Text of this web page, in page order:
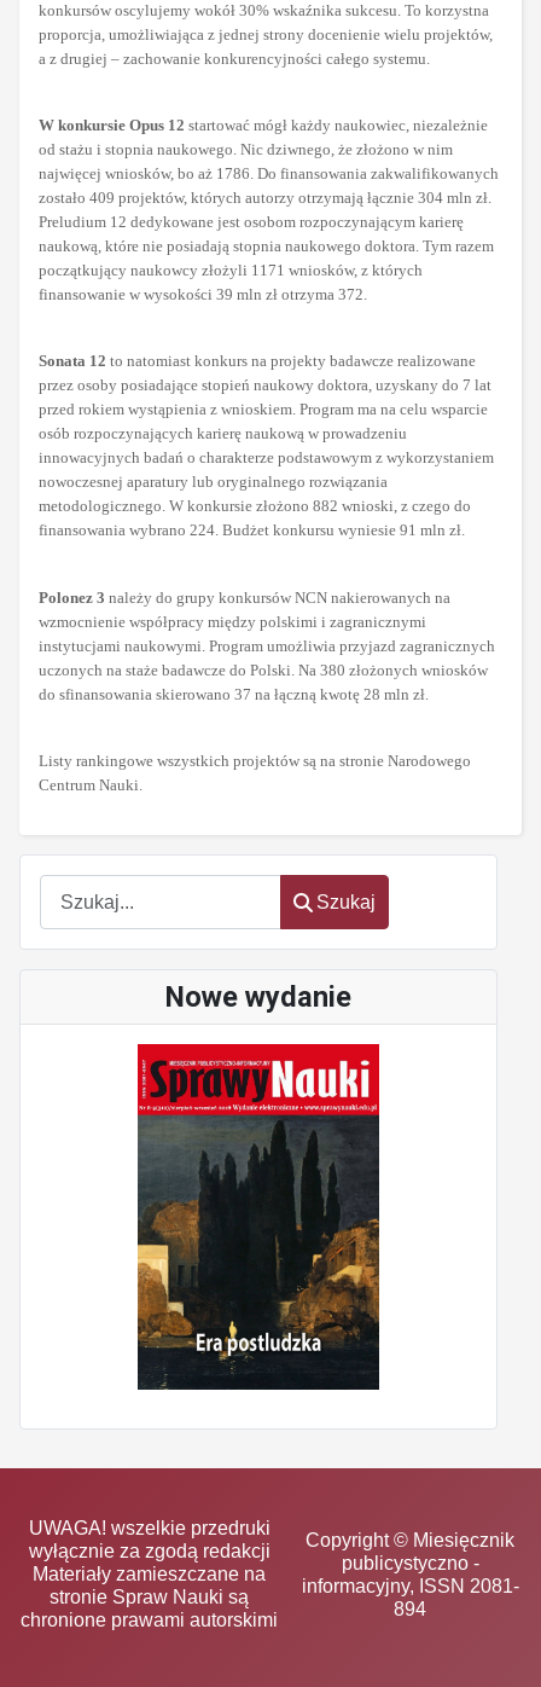
Szukaj
Szukaj
Nowe wydanie
konkursów oscylujemy wokół 30% wskaźnika sukcesu. To korzystna
proporcja, umożliwiająca z jednej strony docenienie wielu projektów,
a z drugiej – zachowanie konkurencyjności całego systemu.
W konkursie Opus 12 startować mógł każdy naukowiec, niezależnie
od stażu i stopnia naukowego. Nic dziwnego, że złożono w nim
najwięcej wniosków, bo aż 1786. Do finansowania zakwalifikowanych
zostało 409 projektów, których autorzy otrzymają łącznie 304 mln zł.
Preludium 12 dedykowane jest osobom rozpoczynającym karierę
naukową, które nie posiadają stopnia naukowego doktora. Tym razem
początkujący naukowcy złożyli 1171 wniosków, z których
finansowanie w wysokości 39 mln zł otrzyma 372.
Sonata 12 to natomiast konkurs na projekty badawcze realizowane
przez osoby posiadające stopień naukowy doktora, uzyskany do 7 lat
przed rokiem wystąpienia z wnioskiem. Program ma na celu wsparcie
osób rozpoczynających karierę naukową w prowadzeniu
innowacyjnych badań o charakterze podstawowym z wykorzystaniem
nowoczesnej aparatury lub oryginalnego rozwiązania
metodologicznego. W konkursie złożono 882 wnioski, z czego do
finansowania wybrano 224. Budżet konkursu wyniesie 91 mln zł.
Polonez 3 należy do grupy konkursów NCN nakierowanych na
wzmocnienie współpracy między polskimi i zagranicznymi
instytucjami naukowymi. Program umożliwia przyjazd zagranicznych
uczonych na staże badawcze do Polski. Na 380 złożonych wniosków
do sfinansowania skierowano 37 na łączną kwotę 28 mln zł.
Listy rankingowe wszystkich projektów są na stronie Narodowego
Centrum Nauki.
UWAGA! wszelkie przedruki
wyłącznie za zgodą redakcji
Materiały zamieszczane na
stronie Spraw Nauki są
chronione prawami autorskimi
Copyright © Miesięcznik
publicystyczno -
informacyjny, ISSN 2081-
894